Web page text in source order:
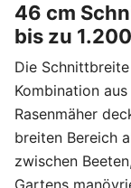
46 cm
bis zu
Die
Kombination
Rasenmäher
breiten Bereich
zwischen